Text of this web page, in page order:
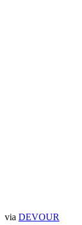
via DEVOUR